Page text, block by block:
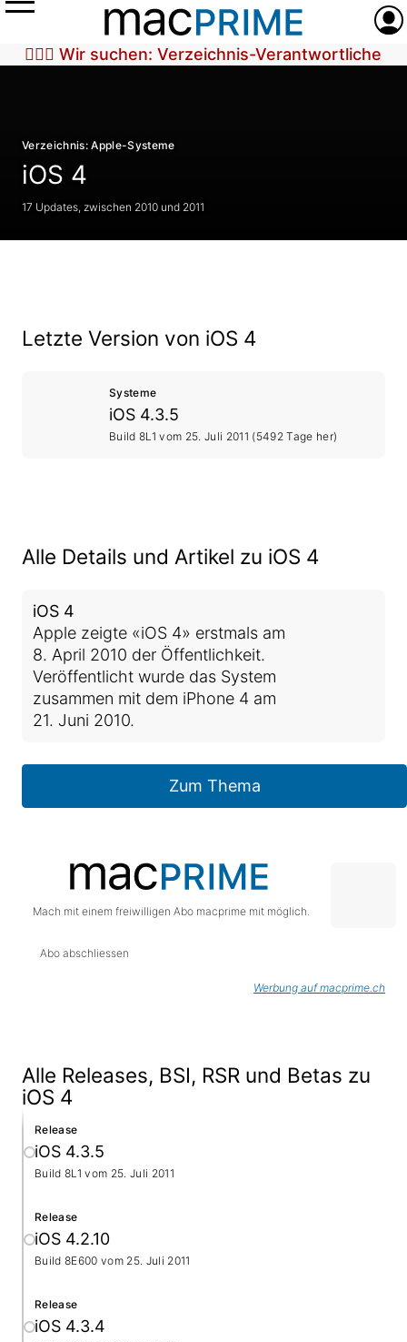
Menü
🕵🏼‍♀️ Wir suchen: Verzeichnis-Verantwortliche
Verzeichnis: Apple-Systeme
iOS 4
17 Updates, zwischen 2010 und 2011
Letzte Version von iOS 4
Systeme
iOS 4.3.5
Build 8L1 vom 25. Juli 2011 (5492 Tage her)
Alle Details und Artikel zu iOS 4
iOS 4
Apple zeigte «iOS 4» erstmals am
8. April 2010 der Öffentlichkeit.
Veröffentlicht wurde das System
zusammen mit dem iPhone 4 am
21. Juni 2010.
Zum Thema
Mach mit einem freiwilligen Abo macprime mit möglich.
Abo abschliessen
Werbung auf macprime.ch
Alle Releases, BSI, RSR und Betas zu
iOS 4
Release
iOS 4.3.5
Build 8L1 vom 25. Juli 2011
Release
iOS 4.2.10
Build 8E600 vom 25. Juli 2011
Release
iOS 4.3.4